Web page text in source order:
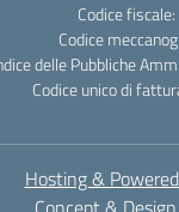
Codice
Codice
delle Pubbliche
Codice unico di
Hosting &